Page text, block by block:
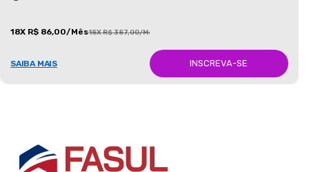
18X R$ 86,00/Mês18X R$ 387,00/Mês
SAIBA MAIS INSCREVA-SE